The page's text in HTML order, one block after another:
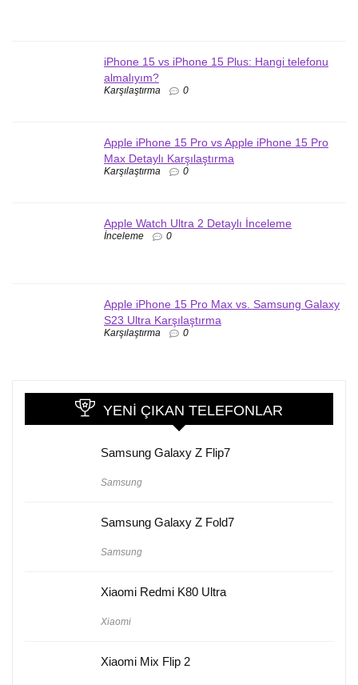
iPhone 15 vs iPhone 15 Plus: Hangi telefonu
almalıyım?
Karşılaştırma 0
Apple iPhone 15 Pro vs Apple iPhone 15 Pro
Max Detaylı Karşılaştırma
Karşılaştırma 0
Apple Watch Ultra 2 Detaylı İnceleme
İnceleme 0
Apple iPhone 15 Pro Max vs. Samsung Galaxy
S23 Ultra Karşılaştırma
Karşılaştırma 0
YENI ÇIKAN TELEFONLAR
Samsung Galaxy Z Flip7
Samsung
Samsung Galaxy Z Fold7
Samsung
Xiaomi Redmi K80 Ultra
Xiaomi
Xiaomi Mix Flip 2